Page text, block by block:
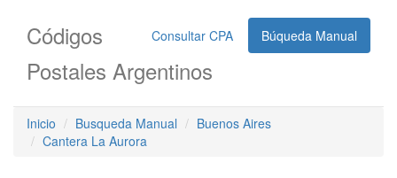
Consultar CPA Búqueda Manual
Códigos
Postales Argentinos
Inicio Busqueda Manual
Buenos Aires
Cantera La Aurora